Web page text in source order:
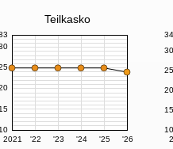
Teilkasko
2021 '22 '23 '24 '25 '26
10
15
10
15
20
25
30
34